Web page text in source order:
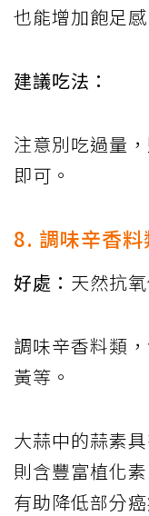
也能增加飽足感
建議吃法：
注意別吃過量
即可。
8. 調味辛香料
好處： 天然抗
調味辛香料類
黃等。
大蒜中的蒜素
則含豐富植化
有助降低部分